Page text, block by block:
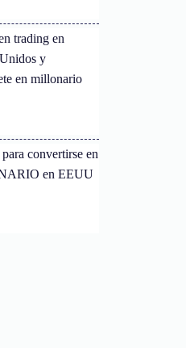
trading en
y
en millonario
para convertirse en
en EEUU